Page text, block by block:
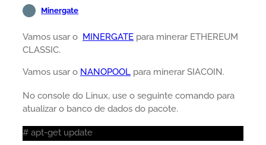
Minergate
Vamos usar o MINERGATE para minerar ETHEREUM
CLASSIC.
Vamos usar o NANOPOOL para minerar SIACOIN.
No console do Linux, use o seguinte comando para
atualizar o banco de dados do pacote.
# apt-get update